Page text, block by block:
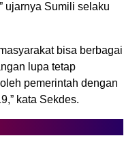
ujarnya Sumili selaku
bisa berbagai
lupa tetap
pemerintah dengan
kata Sekdes.